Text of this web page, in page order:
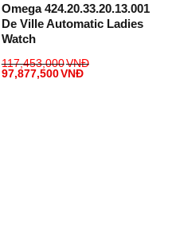
Omega 424.20.33.20.13.001
De Ville Automatic Ladies
Watch
117,453,000VNĐ
97,877,500VNĐ